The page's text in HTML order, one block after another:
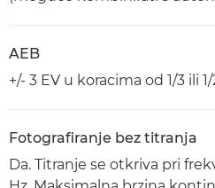
AEB
+/- 3 EV u koracima od 1/3 ili 1/
Fotografiranje bez titranja
Da. Titranje se otkriva pri